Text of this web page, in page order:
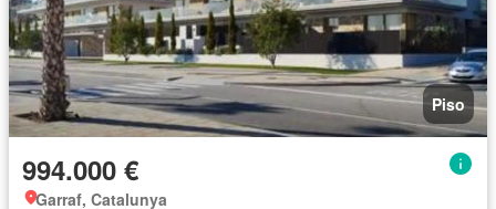
Piso
994.000 €
Garraf, Catalunya